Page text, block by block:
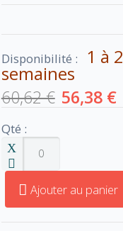
Disponibilité : 1 à 2
semaines
60,62 € 56,38 €
Qté :
Ajouter au panier